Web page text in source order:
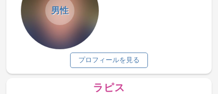
男性
プロフィールを見る
ラピス